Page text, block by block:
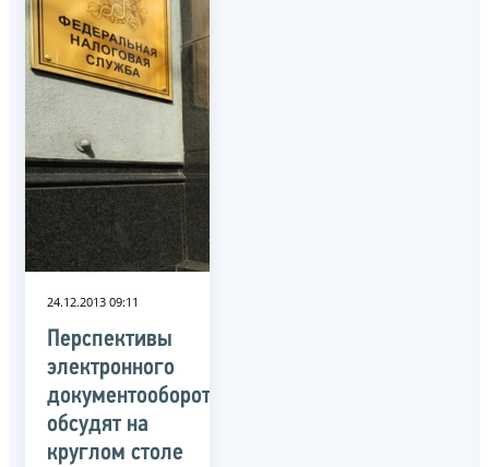
24.12.2013 09:11
Перспективы
электронного
документооборота
обсудят на
круглом столе